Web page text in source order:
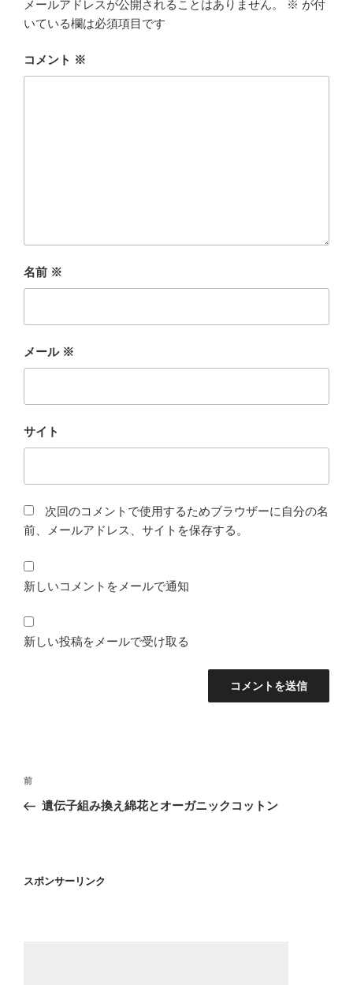
メールアドレスが公開されることはありません。 ※ が付
いている欄は必須項目です
コメント ※
名前 ※
メール ※
サイト
次回のコメントで使用するためブラウザーに自分の名
前、メールアドレス、サイトを保存する。
新しいコメントをメールで通知
新しい投稿をメールで受け取る
投
ナ
ー
前
の
前
遺伝子組み換え綿花とオーガニックコットン
スポンサーリンク